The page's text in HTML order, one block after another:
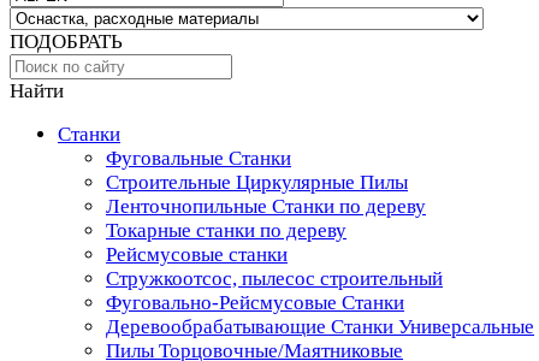
ПОДОБРАТЬ
Найти
Станки
Фуговальные Станки
Строительные Циркулярные Пилы
Ленточнопильные Станки по дереву
Токарные станки по дереву
Рейсмусовые станки
Стружкоотсос, пылесос строительный
Фуговально-Рейсмусовые Станки
Деревообрабатывающие Станки Универсальные
Пилы Торцовочные/Маятниковые